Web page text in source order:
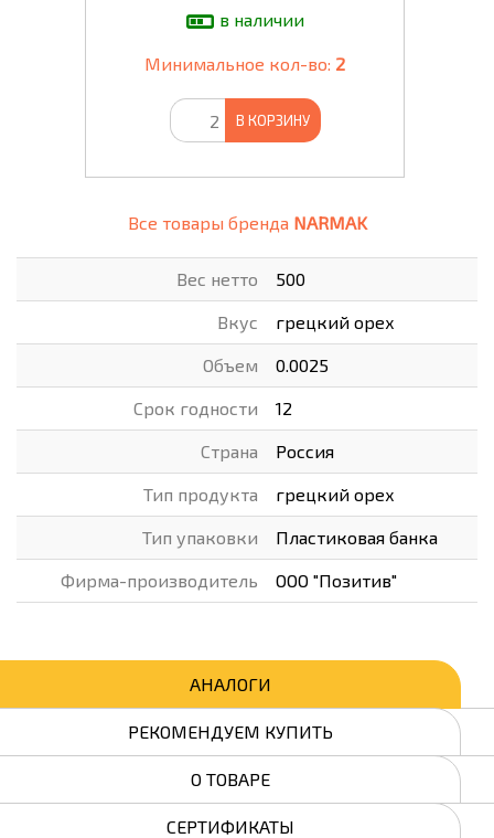
в наличии
Минимальное кол-во: 2
В КОРЗИНУ
Все товары бренда NARMAK
Вес нетто 500
Вкус грецкий орех
Объем 0.0025
Срок годности 12
Страна Россия
Тип продукта грецкий орех
Тип упаковки Пластиковая банка
Фирма-производитель ООО "Позитив"
АНАЛОГИ
РЕКОМЕНДУЕМ КУПИТЬ
О ТОВАРЕ
СЕРТИФИКАТЫ